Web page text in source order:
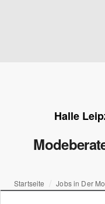
Halle
Startseite Jobs in Der